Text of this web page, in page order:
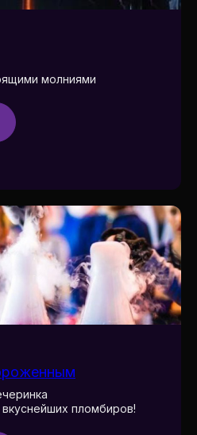
молниями
пломбиров!